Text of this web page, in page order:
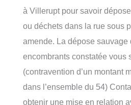
à Villerupt pour savoir
ou déchets dans la rue sous
amende. La dépose sauvage
encombrants constatée vous
(contravention d’un montant
dans l’ensemble du 54)
obtenir une mise en relation